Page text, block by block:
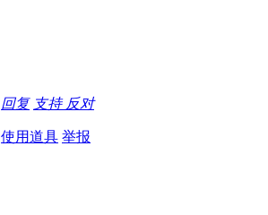
回复 支持 反对
使用道具 举报